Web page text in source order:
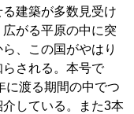
建築が多数見受け
がる平原の中に突
、この国がやはり
される。本号で
に渡る期間の中でつ
している。また3本